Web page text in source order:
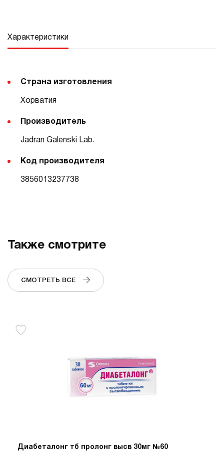
Характеристики
Страна изготовления
Хорватия
Производитель
Jadran Galenski Lab.
Код производителя
3856013237738
Также смотрите
СМОТРЕТЬ ВСЕ
Диабеталонг тб пролонг высв 30мг №60